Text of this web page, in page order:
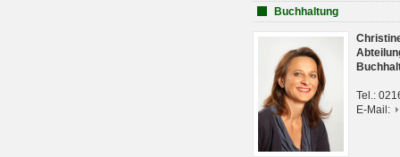
Buchhaltung
Tel.:
E-Mail: